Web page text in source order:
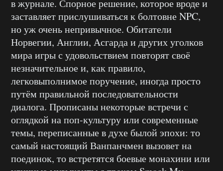
в журнале. Спорное решение, которое вроде и
заставляет прислушиваться к болтовне NPC,
но уж очень непривычное. Обитатели
Норвегии, Англии, Асгарда и других уголков
мира игры с удовольствием повторят своё
незначительное и, как правило,
легковыполнимое поручение, иногда просто
путём правильной последовательности
диалога. Прописаны некоторые встречи с
оглядкой на поп-культуру или современные
темы, переписанные в духе былой эпохи: то
самый настоящий Ванпанчмен вызовет на
поединок, то встретятся боевые монахини или